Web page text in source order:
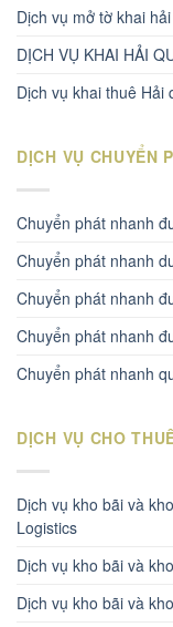
Dịch vụ mở tờ khai
DỊCH VỤ KHAI HẢI
Dịch vụ khai thuê
DỊCH VỤ CHUYỂN
Chuyển phát nhanh
Chuyển phát nhanh
Chuyển phát nhanh
Chuyển phát nhanh
Chuyển phát nhanh
DỊCH VỤ CHO
Dịch vụ kho bãi và
Logistics
Dịch vụ kho bãi và
Dịch vụ kho bãi và